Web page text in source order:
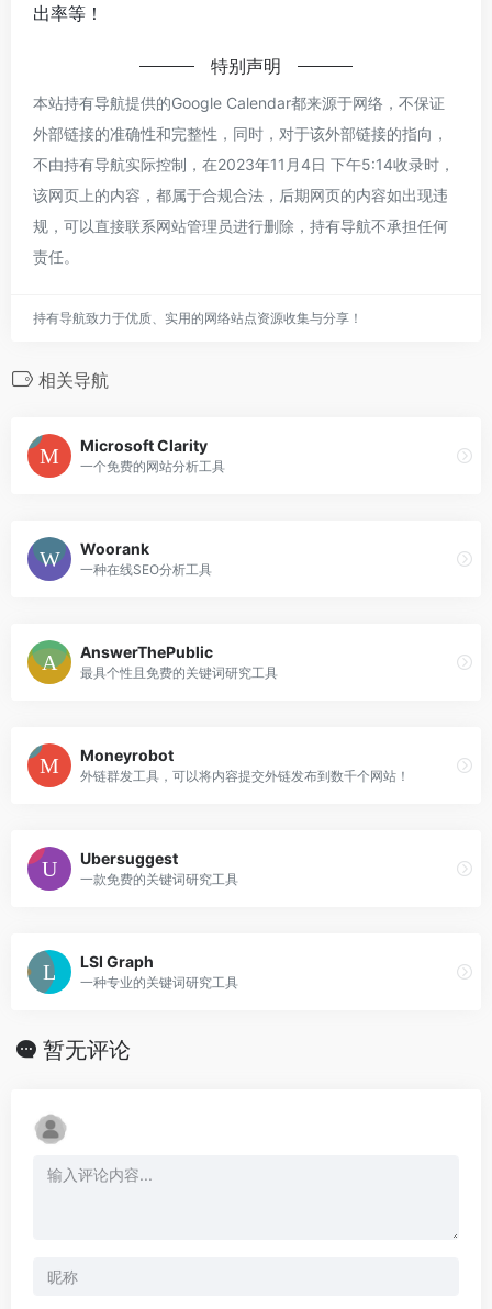
出率等！
特别声明
本站持有导航提供的Google Calendar都来源于网络，不保证
外部链接的准确性和完整性，同时，对于该外部链接的指向，
不由持有导航实际控制，在2023年11月4日 下午5:14收录时，
该网页上的内容，都属于合规合法，后期网页的内容如出现违
规，可以直接联系网站管理员进行删除，持有导航不承担任何
责任。
持有导航致力于优质、实用的网络站点资源收集与分享！
相关导航
Microsoft Clarity
一个免费的网站分析工具
Woorank
一种在线SEO分析工具
AnswerThePublic
最具个性且免费的关键词研究工具
Moneyrobot
外链群发工具，可以将内容提交外链发布到数千个网站！
Ubersuggest
一款免费的关键词研究工具
LSI Graph
一种专业的关键词研究工具
暂无评论